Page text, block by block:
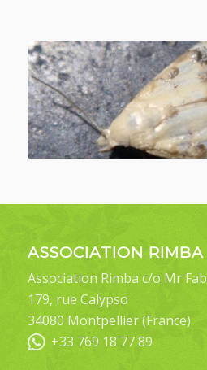
ASSOCIATION RIMBA
Association Rimba c/o Mr
179, rue Calypso
34080 Montpellier (France)
+33 769 18 77 89